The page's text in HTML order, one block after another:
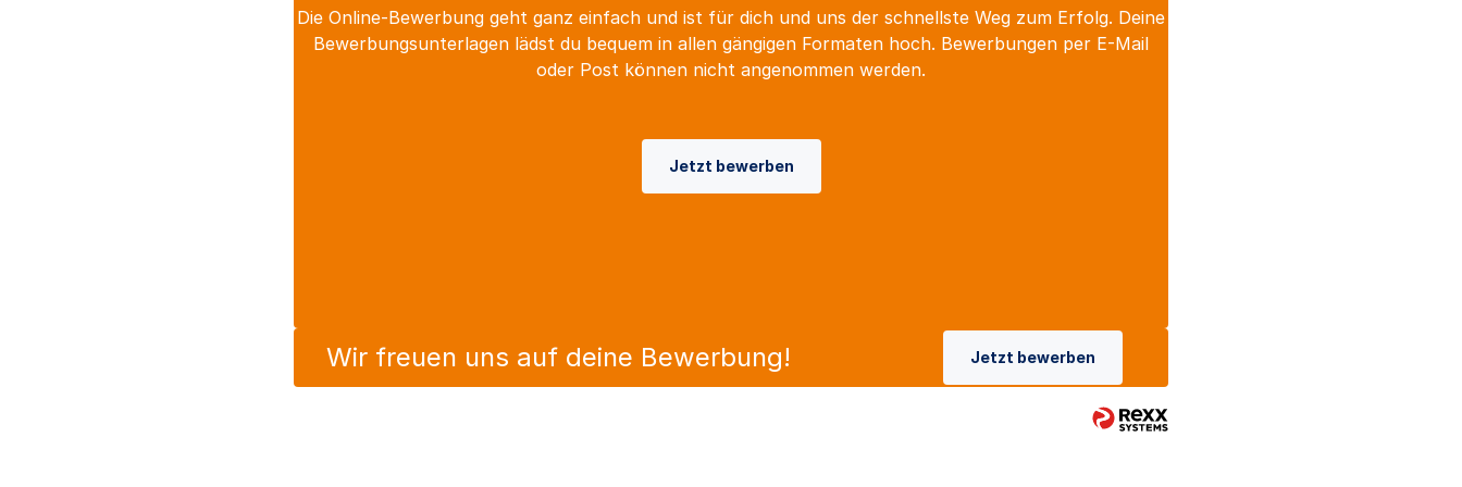
Die Online-Bewerbung geht ganz einfach und ist für dich und uns der schnellste Weg zum Erfolg. Deine
Bewerbungsunterlagen lädst du bequem in allen gängigen Formaten hoch. Bewerbungen per E-Mail
oder Post können nicht angenommen werden.
Jetzt bewerben
Wir freuen uns auf deine Bewerbung! Jetzt bewerben